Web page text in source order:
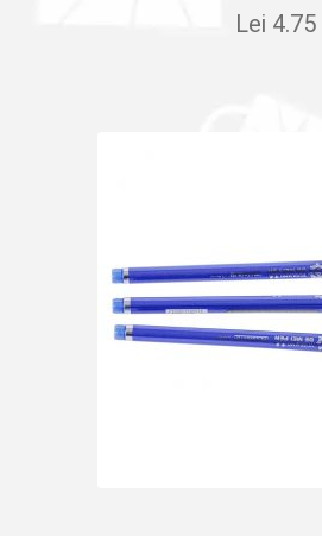
Lei 4.75